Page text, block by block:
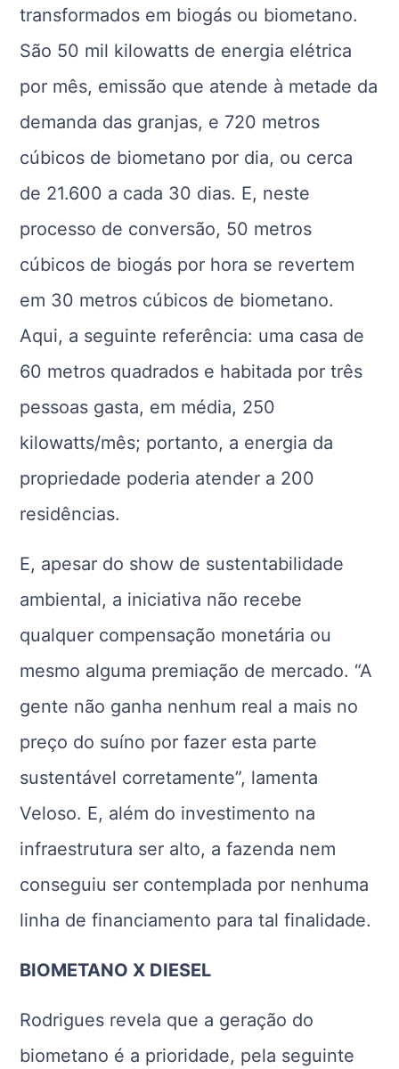
transformados em biogás ou biometano.
São 50 mil kilowatts de energia elétrica
por mês, emissão que atende à metade da
demanda das granjas, e 720 metros
cúbicos de biometano por dia, ou cerca
de 21.600 a cada 30 dias. E, neste
processo de conversão, 50 metros
cúbicos de biogás por hora se revertem
em 30 metros cúbicos de biometano.
Aqui, a seguinte referência: uma casa de
60 metros quadrados e habitada por três
pessoas gasta, em média, 250
kilowatts/mês; portanto, a energia da
propriedade poderia atender a 200
residências.
E, apesar do show de sustentabilidade
ambiental, a iniciativa não recebe
qualquer compensação monetária ou
mesmo alguma premiação de mercado. “A
gente não ganha nenhum real a mais no
preço do suíno por fazer esta parte
sustentável corretamente”, lamenta
Veloso. E, além do investimento na
infraestrutura ser alto, a fazenda nem
conseguiu ser contemplada por nenhuma
linha de financiamento para tal finalidade.
BIOMETANO X DIESEL
Rodrigues revela que a geração do
biometano é a prioridade, pela seguinte